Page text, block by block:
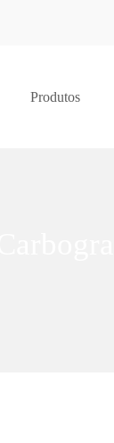
Produtos